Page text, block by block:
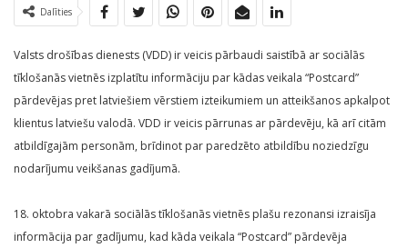
Dalīties
Valsts drošības dienests (VDD) ir veicis pārbaudi saistībā ar sociālās
tīklošanās vietnēs izplatītu informāciju par kādas veikala “Postcard”
pārdevējas pret latviešiem vērstiem izteikumiem un atteikšanos apkalpot
klientus latviešu valodā. VDD ir veicis pārrunas ar pārdevēju, kā arī citām
atbildīgajām personām, brīdinot par paredzēto atbildību noziedzīgu
nodarījumu veikšanas gadījumā.
18. oktobra vakarā sociālās tīklošanās vietnēs plašu rezonansi izraisīja
informācija par gadījumu, kad kāda veikala “Postcard” pārdevēja